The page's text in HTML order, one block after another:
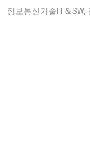
정보통신기술IT＆